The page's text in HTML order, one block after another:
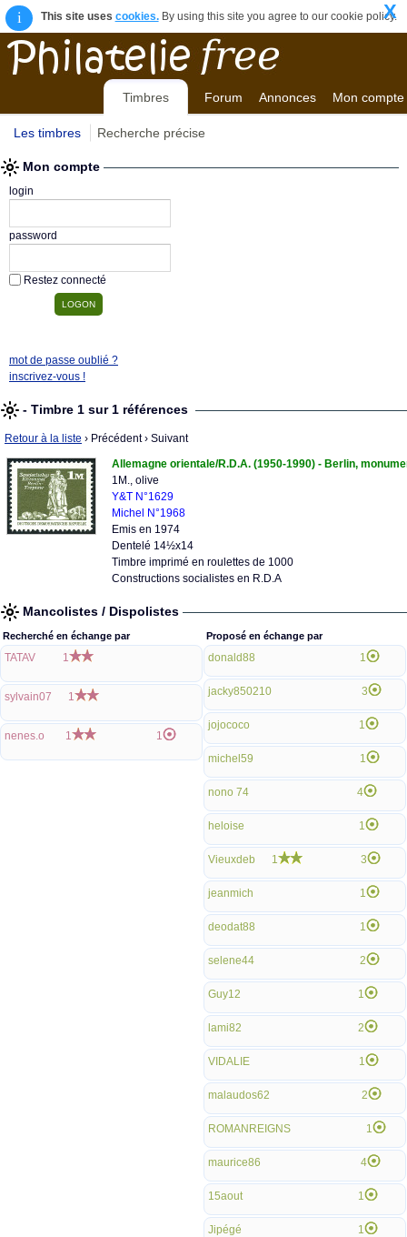
i This site uses cookies.By using this site you agree to our cookie policy.
X
Timbres Forum Annonces Mon compte
Les timbres Recherche précise
Mon compte
login
password
Restez connecté
mot de passe oublié ?
inscrivez-vous !
- Timbre 1 sur 1 références
Retour à la liste › Précédent› Suivant
Allemagne orientale/R.D.A. (1950-1990) - Berlin,
1M., olive
Y&T N°1629
Michel N°1968
Emis en 1974
Dentelé 14½x14
Timbre imprimé en roulettes de 1000
Constructions socialistes en R.D.A
Mancolistes / Dispolistes
Recherché en échange par
TATAV 1
sylvain07 1
nenes.o 1 1
Proposé en échange par
donald88 1
jacky850210 3
jojococo 1
michel59 1
nono 74 4
heloise 1
Vieuxdeb 1 3
jeanmich 1
deodat88 1
selene44 2
Guy12 1
lami82 2
VIDALIE 1
malaudos62 2
ROMANREIGNS 1
maurice86 4
15aout 1
Jipégé 1